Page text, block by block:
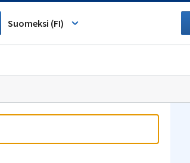
Tyhjennä
haku
Suomeksi (FI)